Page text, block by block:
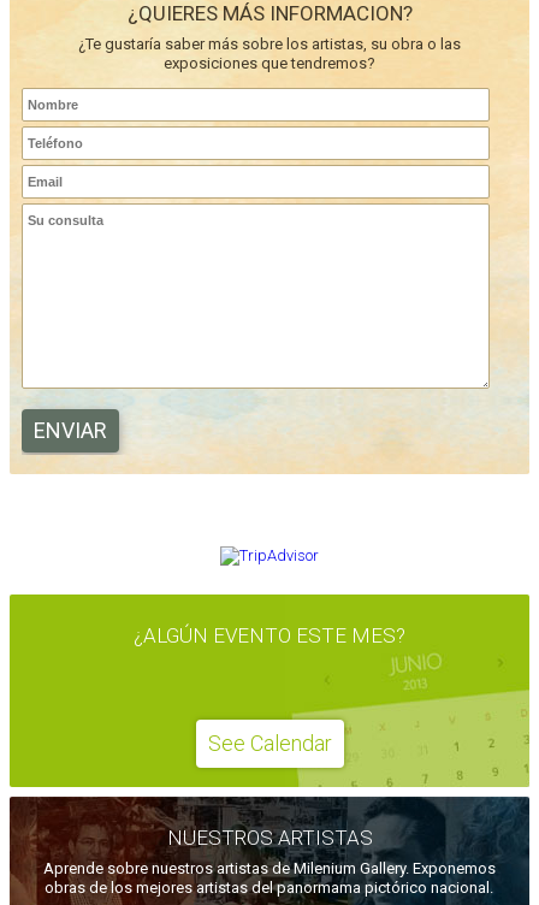
¿QUIERES MÁS INFORMACION?
¿Te gustaría saber más sobre los artistas, su obra o las
exposiciones que tendremos?
¿ALGÚN EVENTO ESTE MES?
See Calendar
NUESTROS ARTISTAS
Aprende sobre nuestros artistas de Milenium Gallery. Exponemos
obras de los mejores artistas del panormama pictórico nacional.